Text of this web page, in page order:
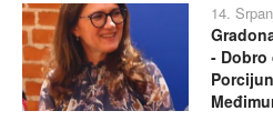
14.
-